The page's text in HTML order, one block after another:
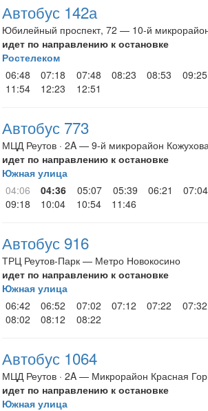
Автобус 142а
Юбилейный проспект, 72 — 10-й
идет по направлению к остановке
Ростелеком
06:48
07:18 07:48 08:23 08:53 09:25
11:54
12:23 12:51
Автобус 773
МЦД Реутов · 2A — 9-й микрорайон
идет по направлению к остановке
Южная улица
04:06
04:36 05:07 05:39 06:21 07:04
09:18
10:04 10:54 11:46
Автобус 916
ТРЦ Реутов-Парк — Метро Новокосино
идет по направлению к остановке
Южная улица
06:42
06:52 07:02 07:12 07:22 07:32
08:02
08:12 08:22
Автобус 1064
МЦД Реутов · 2A — Микрорайон Красная
идет по направлению к остановке
Южная улица